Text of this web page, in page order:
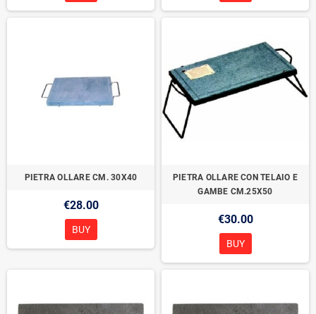
PIETRA OLLARE CM. 30X40
€28.00
BUY
PIETRA OLLARE CON TELAIO E
GAMBE CM.25X50
€30.00
BUY